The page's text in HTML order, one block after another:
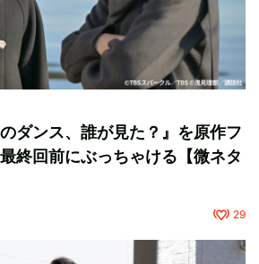
ダンス、誰が見た？』を原作フ
終回前にぶっちゃける【微ネタ
29